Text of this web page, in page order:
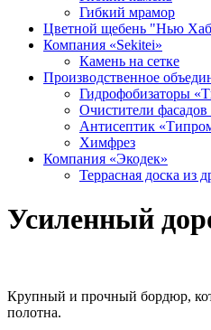
Гибкий мрамор
Цветной щебень "Нью
Компания «Sekitei»
Камень на сетке
Производственное
Гидрофобизаторы
Очистители
Антисептик
Химфрез
Компания «Экодек»
Террасная доска из
Усиленный
Крупный и прочный бордюр,
полотна.